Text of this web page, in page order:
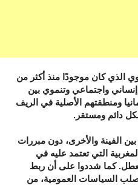
الذي كان موجودًا منذ أكثر من
واجتماعي وتنموي بين
ومنطقتهم الأصلية في الريف
دائم ومستقر.
الفينة والأخرى، دون مبررات
التي تعتمد عليه في
كما شددوا على أن ربط
السياسات العمومية، من